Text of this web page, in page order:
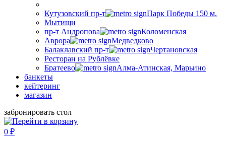
Кутузовский пр-т
Парк Победы 150 м.
Мытищи
пр-т Андропова
Коломенская
Аврора
Медведково
Балаклавский пр-т
Чертановская
Ресторан на Рублёвке
Братеево
Алма-Атинская, Марьино
банкеты
кейтеринг
магазин
забронировать стол
0 ₽